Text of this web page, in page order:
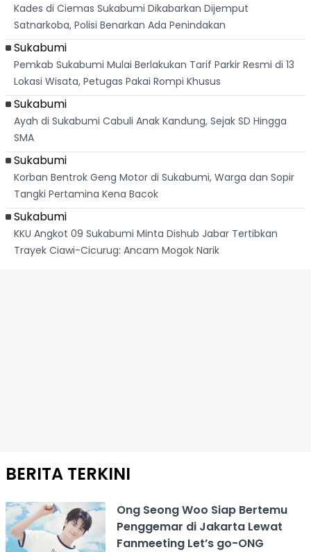
Kades di Ciemas Sukabumi Dikabarkan Dijemput
Satnarkoba, Polisi Benarkan Ada Penindakan
Sukabumi
Pemkab Sukabumi Mulai Berlakukan Tarif Parkir Resmi di 13
Lokasi Wisata, Petugas Pakai Rompi Khusus
Sukabumi
Ayah di Sukabumi Cabuli Anak Kandung, Sejak SD Hingga
SMA
Sukabumi
Korban Bentrok Geng Motor di Sukabumi, Warga dan Sopir
Tangki Pertamina Kena Bacok
Sukabumi
KKU Angkot 09 Sukabumi Minta Dishub Jabar Tertibkan
Trayek Ciawi-Cicurug: Ancam Mogok Narik
BERITA TERKINI
Ong Seong Woo Siap Bertemu
Penggemar di Jakarta Lewat
Fanmeeting Let’s go-ONG